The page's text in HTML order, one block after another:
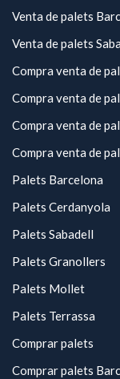
Venta de palets
Venta de palets
Compra venta de
Compra venta de
Compra venta de
Compra venta de
Palets Barcelona
Palets Cerdanyola
Palets Sabadell
Palets Granollers
Palets Mollet
Palets Terrassa
Comprar palets
Comprar palets